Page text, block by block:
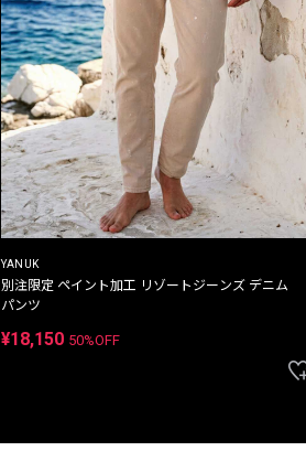
YANUK
別注限定 ペイント加工 リゾートジーンズ デニム
パンツ
¥18,150 50%OFF